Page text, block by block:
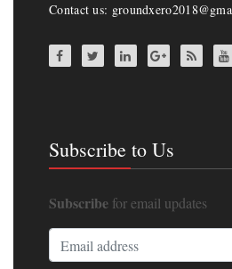
Contact us:
Subscribe to Us
Subscribe for email updates